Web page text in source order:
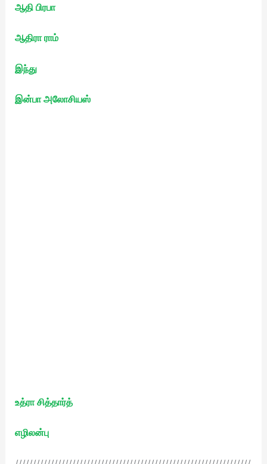
ஆதி பிரபா
ஆதிரா ராம்
இந்து
இன்பா அலோசியஸ்
உத்ரா சித்தார்த்
எழிலன்பு